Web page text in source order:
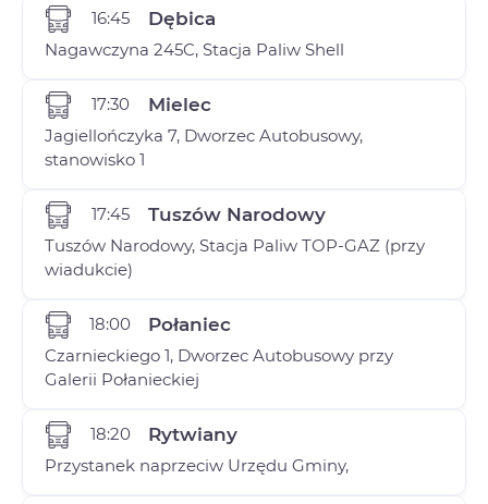
16:45 Dębica
Nagawczyna 245C, Stacja Paliw Shell
17:30 Mielec
Jagiellończyka 7, Dworzec Autobusowy,
stanowisko 1
17:45 Tuszów Narodowy
Tuszów Narodowy, Stacja Paliw TOP-GAZ (przy
wiadukcie)
18:00 Połaniec
Czarnieckiego 1, Dworzec Autobusowy przy
Galerii Połanieckiej
18:20 Rytwiany
Przystanek naprzeciw Urzędu Gminy,